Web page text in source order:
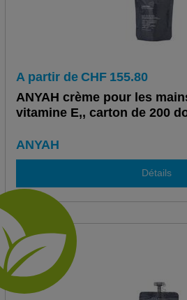
A partir de CHF 155.80
ANYAH crème pour les
vitamine E,, carton de 200
ANYAH
Détails